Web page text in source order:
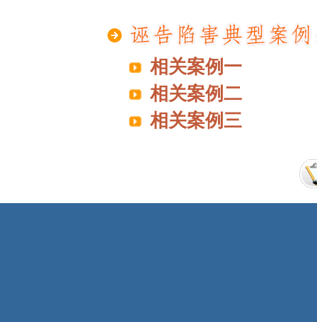
相关案例一
相关案例二
相关案例三